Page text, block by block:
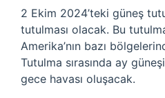
2 Ekim 2024’teki güneş
tutulması olacak. Bu
Amerika’nın bazı
Tutulma sırasında ay
gece havası oluşacak.